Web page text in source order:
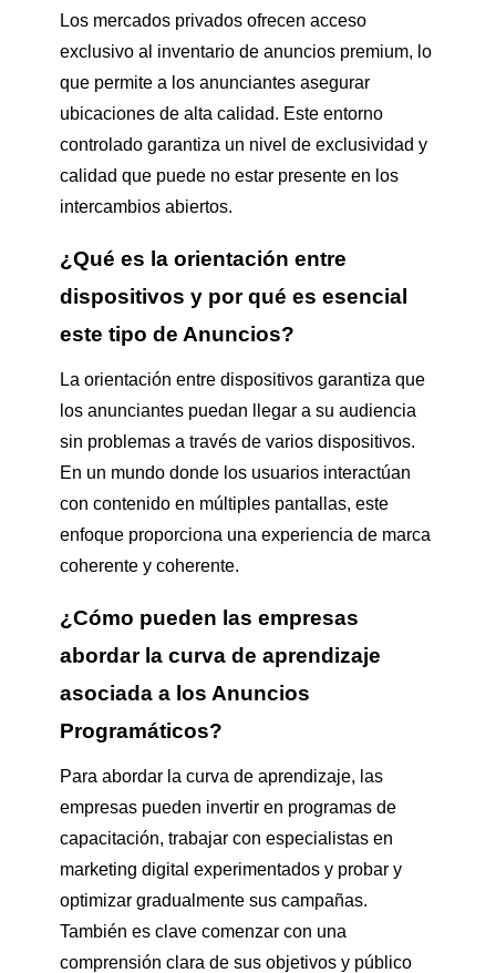
Los mercados privados ofrecen acceso
exclusivo al inventario de anuncios premium, lo
que permite a los anunciantes asegurar
ubicaciones de alta calidad. Este entorno
controlado garantiza un nivel de exclusividad y
calidad que puede no estar presente en los
intercambios abiertos.
¿Qué es la orientación entre
dispositivos y por qué es esencial
este tipo de Anuncios?
La orientación entre dispositivos garantiza que
los anunciantes puedan llegar a su audiencia
sin problemas a través de varios dispositivos.
En un mundo donde los usuarios interactúan
con contenido en múltiples pantallas, este
enfoque proporciona una experiencia de marca
coherente y coherente.
¿Cómo pueden las empresas
abordar la curva de aprendizaje
asociada a los Anuncios
Programáticos?
Para abordar la curva de aprendizaje, las
empresas pueden invertir en programas de
capacitación, trabajar con especialistas en
marketing digital experimentados y probar y
optimizar gradualmente sus campañas.
También es clave comenzar con una
comprensión clara de sus objetivos y público